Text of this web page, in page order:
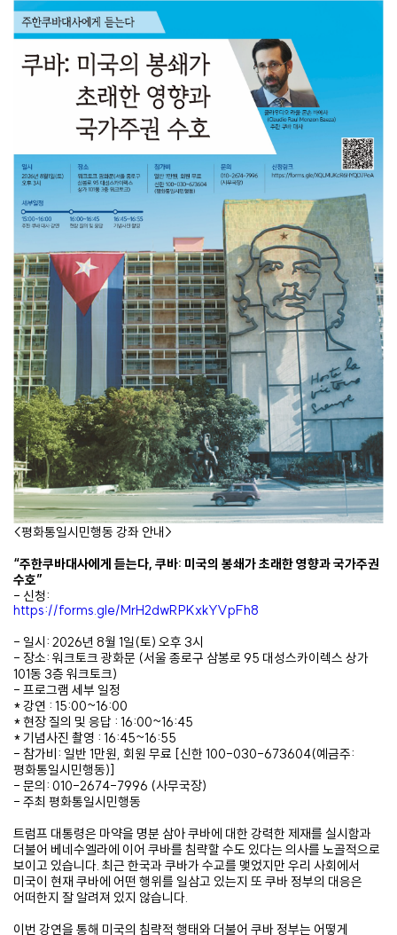
<평화통일시민행동 강좌 안내>
“주한쿠바대사에게 듣는다, 쿠바: 미국의 봉쇄가 초래한 영향과 국가주권
수호”
- 신청:
https://forms.gle/MrH2dwRPKxkYVpFh8
- 일시: 2026년 8월 1일(토) 오후 3시
- 장소: 워크토크 광화문 (서울 종로구 삼봉로 95 대성스카이렉스 상가
101동 3층 워크토크)
- 프로그램 세부 일정
* 강연 : 15:00~16:00
* 현장 질의 및 응답 : 16:00~16:45
* 기념사진 촬영 : 16:45~16:55
- 참가비: 일반 1만원, 회원 무료 [신한 100-030-673604(예금주:
평화통일시민행동)]
- 문의: 010-2674-7996 (사무국장)
- 주최 평화통일시민행동
트럼프 대통령은 마약을 명분 삼아 쿠바에 대한 강력한 제재를 실시함과
더불어 베네수엘라에 이어 쿠바를 침략할 수도 있다는 의사를 노골적으로
보이고 있습니다. 최근 한국과 쿠바가 수교를 맺었지만 우리 사회에서
미국이 현재 쿠바에 어떤 행위를 일삼고 있는지 또 쿠바 정부의 대응은
어떠한지 잘 알려져 있지 않습니다.
이번 강연을 통해 미국의 침략적 행태와 더불어 쿠바 정부는 어떻게